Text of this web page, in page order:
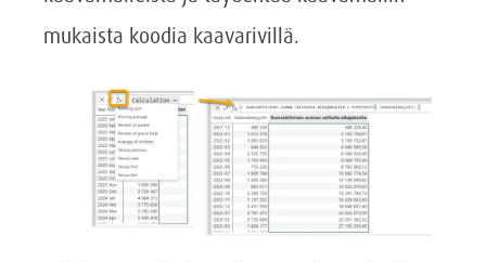
mukaista koodia kaavarivillä.